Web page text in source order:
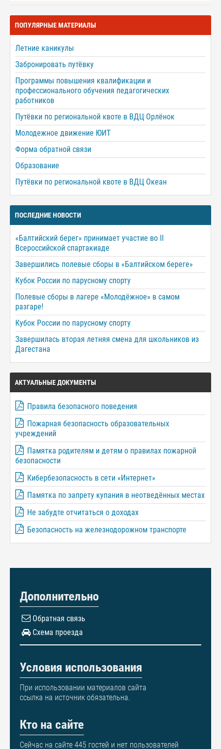
ПОПУЛЯРНЫЕ МАТЕРИАЛЫ
Летние каникулы
Забронировать путёвку
Программы повышения квалификации и
профессионального обучения педагогических
работников
Путёвки по региональной квоте в ВДЦ Орлёнок
Молодежное движение ЮИТ
Форма обратной связи
Образование
Путёвки по региональной квоте в ВДЦ Океан
ПОСЛЕДНИЕ НОВОСТИ
«Балтийский берег» принимает участие во II
Всероссийской спартакиаде
Завершились полевые сборы в «Балтийском береге»
Кубок России по парусному спорту
Полевые сборы в лагере «Молодёжное» в самом
разгаре!
Кубок России по парусному спорту
Завершилась вторая летняя смена для школьников из
Дагестана
АКТУАЛЬНЫЕ ДОКУМЕНТЫ
Правила безопасного поведения
Пожарная безопасность образовательных
учреждений
Памятка родителям и детям о правилах пожарной
безопасности
Кибербезопасность в сети «Интернет»
Памятка по запрету купания в неотведённых местах
Не забудте отчитаться о доходах
Безопасность на железнодорожном транспорте
Дополнительно
Обратная связь
Схема проезда
Условия использования
При использовании материалов сайта
ссылка на источник обязательна.
Кто на сайте
Сейчас на сайте 445 гостей и нет пользователей